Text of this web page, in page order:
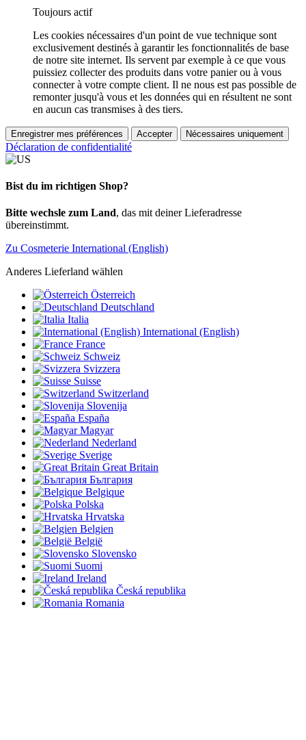
Toujours actif
Les cookies nécessaires d'un point de vue technique sont
exclusivement destinés à garantir les fonctionnalités de base
de notre site internet. Ils servent par exemple à ce que vous
puissiez collecter des produits dans votre panier ou à vous
connecter à votre compte client. Il ne nous est pas possible de
remonter jusqu'à vous et les données qui en résultent ne sont
en aucun cas transmises à des tiers.
Enregistrer mes préférences Accepter Nécessaires uniquement
Déclaration de confidentialité
Bist du im richtigen Shop?
Bitte wechsle zum Land, das mit deiner Lieferadresse
übereinstimmt.
Zu Cosmeterie International (English)
Anderes Lieferland wählen
Österreich
Deutschland
Italia
International (English)
France
Schweiz
Svizzera
Suisse
Switzerland
Slovenija
España
Magyar
Nederland
Sverige
Great Britain
България
Belgique
Polska
Hrvatska
Belgien
België
Slovensko
Suomi
Ireland
Česká republika
Romania